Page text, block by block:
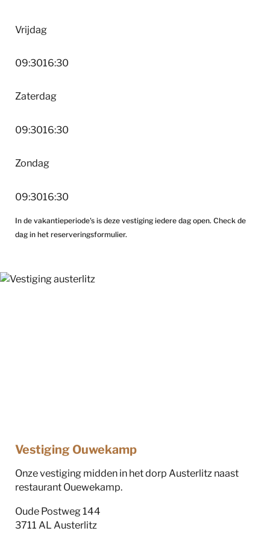
Vrijdag
09:3016:30
Zaterdag
09:3016:30
Zondag
09:3016:30
In de vakantieperiode's is deze vestiging iedere dag open. Check de
dag in het reserveringsformulier.
Vestiging Ouwekamp
Onze vestiging midden in het dorp Austerlitz naast
restaurant Ouewekamp.
Oude Postweg 144
3711 AL Austerlitz